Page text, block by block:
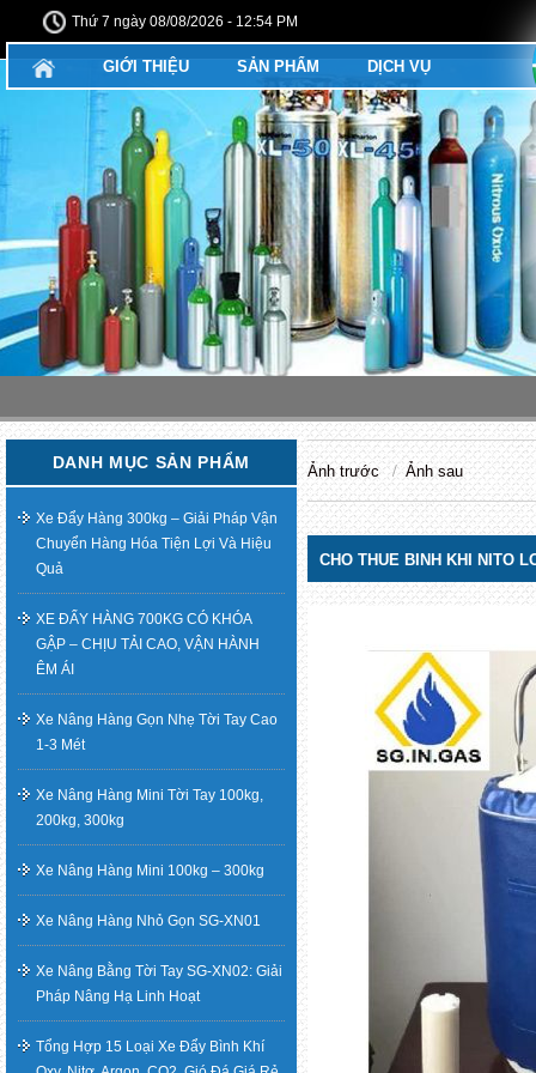
Thứ 7 ngày 08/08/2026 - 12:54 PM
GIỚI THIỆU SẢN PHẨM DỊCH VỤ
Ảnh trước Ảnh sau
CHO THUE BINH KHI NITO
DANH MỤC SẢN PHẨM
Xe Đẩy Hàng 300kg – Giải Pháp Vận
Chuyển Hàng Hóa Tiện Lợi Và Hiệu
Quả
XE ĐẨY HÀNG 700KG CÓ KHÓA
GẬP – CHỊU TẢI CAO, VẬN HÀNH
ÊM ÁI
Xe Nâng Hàng Gọn Nhẹ Tời Tay Cao
1-3 Mét
Xe Nâng Hàng Mini Tời Tay 100kg,
200kg, 300kg
Xe Nâng Hàng Mini 100kg – 300kg
Xe Nâng Hàng Nhỏ Gọn SG-XN01
Xe Nâng Bằng Tời Tay SG-XN02: Giải
Pháp Nâng Hạ Linh Hoạt
Tổng Hợp 15 Loại Xe Đẩy Bình Khí